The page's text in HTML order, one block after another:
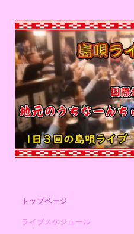
トップページ
ライブスケジュール